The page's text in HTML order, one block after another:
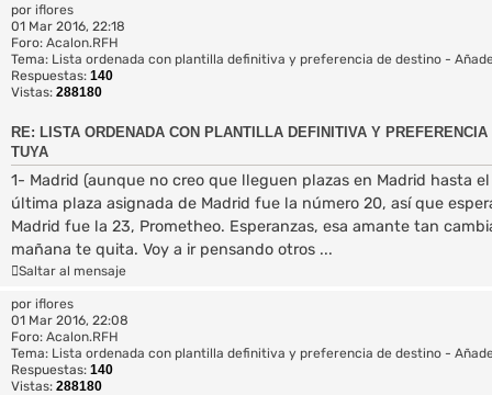
r
e
d
a
a
v
n
a
d
a
por iflores
01 Mar 2016, 22:18
Foro: Acalon.RFH
Tema: Lista ordenada con plantilla definitiva y preferencia de destino -
Respuestas: 140
Vistas: 288180
RE: LISTA ORDENADA CON PLANTILLA DEFINITIVA Y
TUYA
1- Madrid (aunque no creo que lleguen plazas en Madrid hasta
última plaza asignada de Madrid fue la número 20, así que
Madrid fue la 23, Prometheo. Esperanzas, esa amante tan
mañana te quita. Voy a ir pensando otros ...
Saltar al mensaje
por iflores
01 Mar 2016, 22:08
Foro: Acalon.RFH
Tema: Lista ordenada con plantilla definitiva y preferencia de destino -
Respuestas: 140
Vistas: 288180